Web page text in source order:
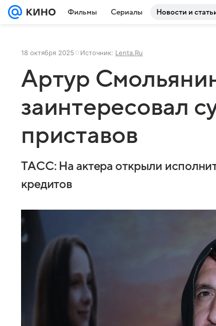
Фильмы Сериалы Новости и
18 октября 2025 Источник: Lenta.Ru
Артур
заинтересовал
приставов
ТАСС: На актера открыли
кредитов